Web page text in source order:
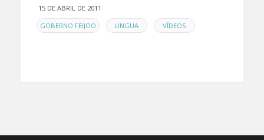
15 DE ABRIL DE 2011
ENGOBERNO FEIJOO , LINGUA , VÍDEOS